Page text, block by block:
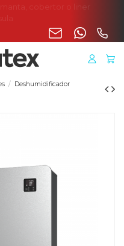
Deshumidificador